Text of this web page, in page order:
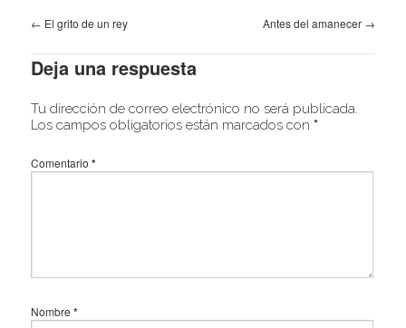
← El grito de un rey Antes del amanecer →
Deja una respuesta
Tu dirección de correo electrónico no será publicada.
Los campos obligatorios están marcados con *
Comentario *
Nombre *